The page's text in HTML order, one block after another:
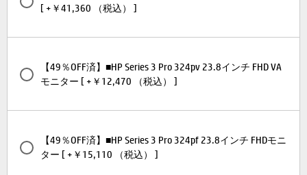
[ +￥41,360 （税込） ]
【49％OFF済】■HP Series 3 Pro 324pv 23.8インチ FHD VA
モニター [ +￥12,470 （税込） ]
【49％OFF済】■HP Series 3 Pro 324pf 23.8インチ FHDモニ
ター [ +￥15,110 （税込） ]